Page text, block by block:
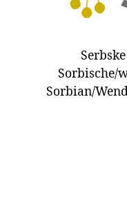
Sorbische/
Sorbian/